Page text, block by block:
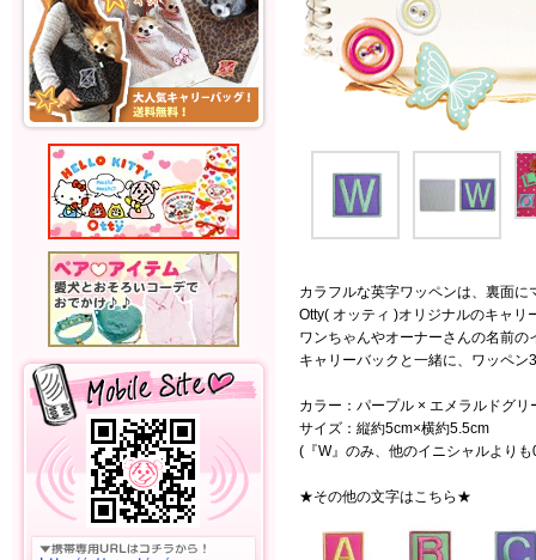
カラフルな英字ワッペンは、裏面
Otty( オッティ )オリジナルのキャ
ワンちゃんやオーナーさんの名前
キャリーバックと一緒に、ワッペ
カラー：パープル × エメラルドグリ
サイズ：縦約5cm×横約5.5cm
(『W』のみ、他のイニシャルより
★その他の文字はこちら★